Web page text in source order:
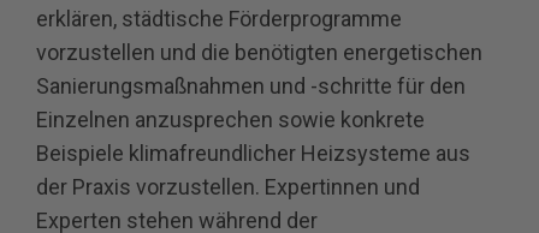
erklären, städtische Förderprogramme
vorzustellen und die benötigten energetischen
Sanierungsmaßnahmen und -schritte für den
Einzelnen anzusprechen sowie konkrete
Beispiele klimafreundlicher Heizsysteme aus
der Praxis vorzustellen. Expertinnen und
Experten stehen während der